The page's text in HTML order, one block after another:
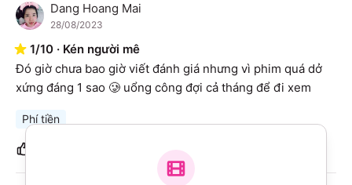
D Dang Hoang Mai
28/08/2023
1/10 · Kén người mê
Đó giờ chưa bao giờ viết đánh giá nhưng vì phim quá dở
xứng đáng 1 sao 🥲 uổng công đợi cả tháng để đi xem
Phí tiền